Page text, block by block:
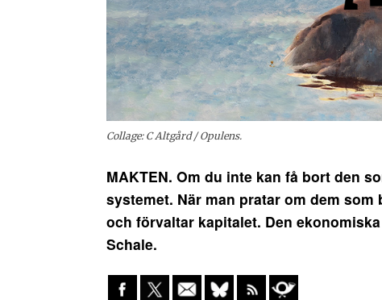
Collage: C Altgård / Opulens.
MAKTEN. Om du inte kan få bort den
systemet. När man pratar om dem
och förvaltar kapitalet. Den
Schale.